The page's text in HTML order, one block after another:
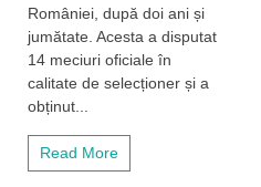
de
baschet
a
României,
României, după doi ani și
jumătate. Acesta a disputat
14 meciuri oficiale în
calitate de selecționer și a
obținut...
Read More